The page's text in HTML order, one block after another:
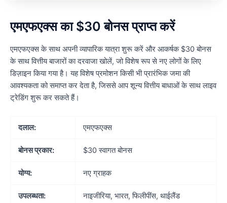
एमएफएक्स का $30 बोनस प्राप्त करें
एमएफएक्स के साथ अपनी व्यापारिक यात्रा शुरू करें और आकर्षक $30 बोनस
के साथ वित्तीय बाजारों का दरवाजा खोलें, जो विशेष रूप से नए लोगों के लिए
डिज़ाइन किया गया है। यह विशेष प्रमोशन किसी भी प्रारंभिक जमा की
आवश्यकता को समाप्त कर देता है, जिससे आप शून्य वित्तीय बाधाओं के साथ लाइव
ट्रेडिंग शुरू कर सकते हैं।
दलाल: एमएफएक्स
बोनस प्रकार: $30 स्वागत बोनस
योग्य: नए ग्राहक
उपलब्धता: नाइजीरिया, भारत, फिलीपींस, थाईलैंड